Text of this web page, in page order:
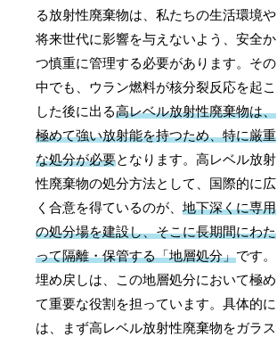
る放射性廃棄物は、私たちの生活環境や
将来世代に影響を与えないよう、安全か
つ慎重に管理する必要があります。その
中でも、ウラン燃料が核分裂反応を起こ
した後に出る高レベル放射性廃棄物は、
極めて強い放射能を持つため、特に厳重
な処分が必要となります。高レベル放射
性廃棄物の処分方法として、国際的に広
く合意を得ているのが、地下深くに専用
の処分場を建設し、そこに長期間にわた
って隔離・保管する「地層処分」です。
埋め戻しは、この地層処分において極め
て重要な役割を担っています。具体的に
は、まず高レベル放射性廃棄物をガラス